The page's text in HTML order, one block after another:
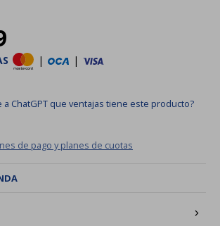
| |
a ChatGPT que ventajas tiene este producto?
de pago y planes de cuotas